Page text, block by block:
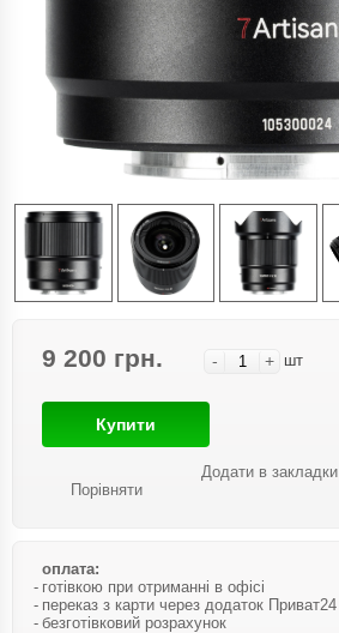
9 200 грн. - + шт
Купити
Порівняти
Додати в закладки
оплата:
готівкою при отриманні в офісі
переказ з карти через додаток Приват24
безготівковий розрахунок